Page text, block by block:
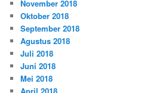
November 2018
Oktober 2018
September 2018
Agustus 2018
Juli 2018
Juni 2018
Mei 2018
April 2018